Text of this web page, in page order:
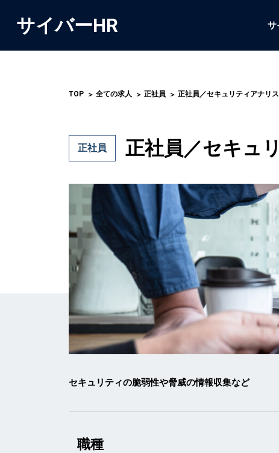
サイバーHR サ
TOP 全ての求人 正社員 正社員／セキュリティアナリ
正社員 正社員／セキュ
セキュリティの脆弱性や脅威の情報収集など
職種